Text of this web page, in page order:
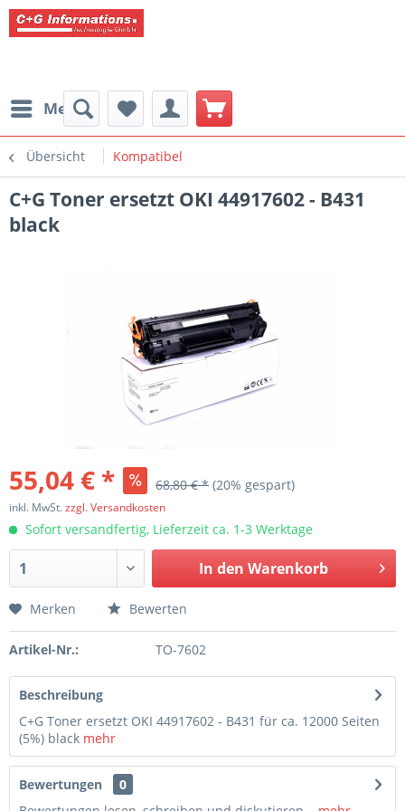
Menü
Übersicht Kompatibel
C+G Toner ersetzt OKI 44917602 - B431
black
55,04 € * 68,80 € * (20% gespart)
inkl. MwSt.zzgl. Versandkosten
Sofort versandfertig, Lieferzeit ca. 1-3 Werktage
In den Warenkorb
Merken Bewerten
Artikel-Nr.: TO-7602
Beschreibung
C+G Toner ersetzt OKI 44917602 - B431 für ca. 12000 Seiten
(5%) black mehr
Bewertungen
0